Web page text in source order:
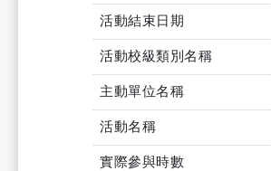
活動結束日期
活動校級類別名稱
主動單位名稱
活動名稱
實際參與時數